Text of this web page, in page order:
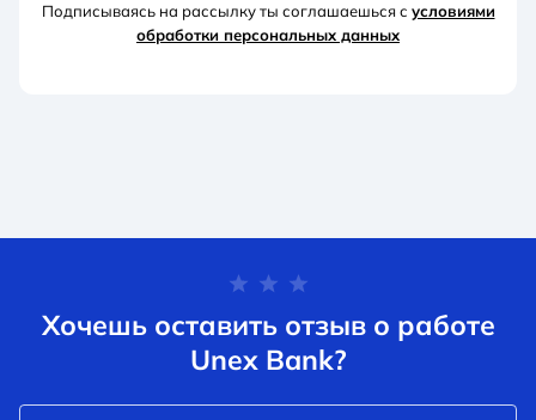
Подписываясь на рассылку ты соглашаешься с условиями
обработки персональных данных
Хочешь оставить отзыв о работе
Unex Bank?